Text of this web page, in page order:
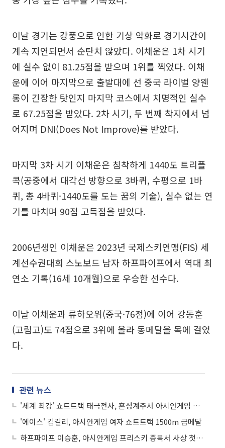
이날 경기는 강풍으로 인한 기상 악화로 경기시간이
계속 지연되면서 순탄치 않았다. 이채운은 1차 시기
에 실수 없이 81.25점을 받으며 1위를 찍었다. 이채
운에 이어 마지막으로 출발대에 선 중국 라이벌 양웬
롱이 긴장한 탓인지 마지막 코스에서 치명적인 실수
로 67.25점을 받았다. 2차 시기, 두 번째 착지에서 넘
어지며 DNI(Does Not Improve)를 받았다.
마지막 3차 시기 이채운은 침착하게 1440도 트리플
콕(공중에서 대각선 방향으로 3바퀴, 수평으로 1바
퀴, 총 4바퀴·1440도를 도는 꿈의 기술), 실수 없는 연
기를 마치며 90점 고득점을 받았다.
2006년생인 이채운은 2023년 국제스키연맹(FIS) 세
계선수권대회 스노보드 남자 하프파이프에서 역대 최
연소 기록(16세 10개월)으로 우승한 선수다.
이날 이채운과 류하오위(중국·76점)에 이어 강동훈
(고림고)도 74점으로 3위에 올라 동메달을 목에 걸었
다.
관련 뉴스
'세계 최강' 쇼트트랙 태극전사, 혼성계주서 아시안게임 첫 금메달
'에이스' 김길리, 아시안게임 여자 쇼트트랙 1500m 금메달
하프파이프 이승훈, 아시안게임 프리스키 종목서 사상 첫 금메달